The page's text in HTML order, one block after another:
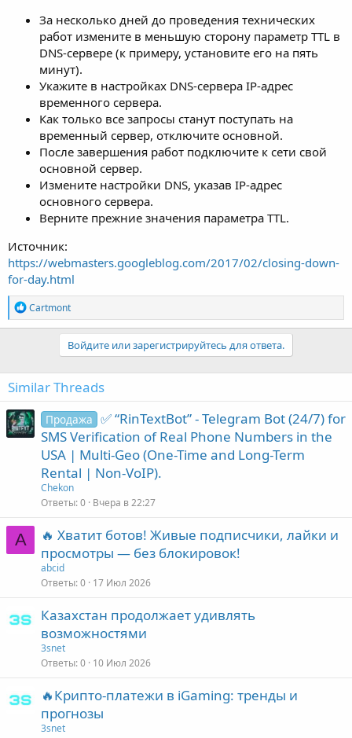
За несколько дней до проведения технических
работ измените в меньшую сторону параметр TTL в
DNS-сервере (к примеру, установите его на пять
минут).
Укажите в настройках DNS-сервера IP-адрес
временного сервера.
Как только все запросы станут поступать на
временный сервер, отключите основной.
После завершения работ подключите к сети свой
основной сервер.
Измените настройки DNS, указав IP-адрес
основного сервера.
Верните прежние значения параметра TTL.
Источник:
https://webmasters.googleblog.com/2017/02/closing-down-
for-day.html
Р
е
а
и
:
Cartmont
Войдите или зарегистрируйтесь для ответа.
Similar Threads
Продажа ✅ “RinTextBot” - Telegram Bot (24/7) for
SMS Verification of Real Phone Numbers in the
USA | Multi-Geo (One-Time and Long-Term
Rental | Non-VoIP).
Chekon
Ответы 0 Вчера в 22:27
A
🔥 Хватит ботов! Живые подписчики, лайки и
просмотры — без блокировок!
abcid
Ответы 0 17 Июл 2026
Казахстан продолжает удивлять
возможностями
3snet
Ответы 0 10 Июл 2026
🔥Крипто-платежи в iGaming: тренды и
прогнозы
3snet